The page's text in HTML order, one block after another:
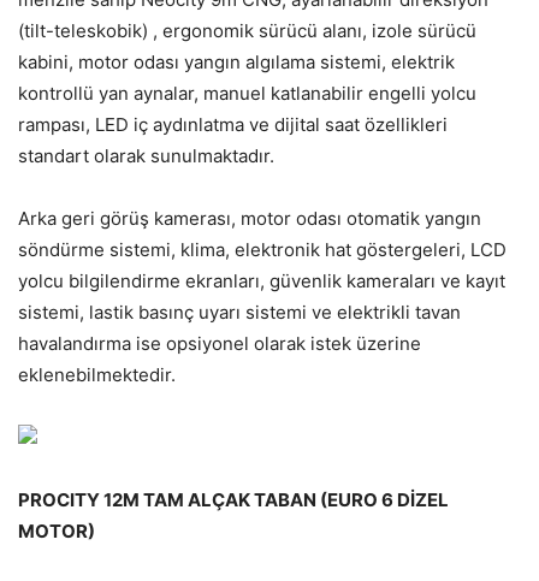
(tilt-teleskobik) , ergonomik sürücü alanı, izole sürücü
kabini, motor odası yangın algılama sistemi, elektrik
kontrollü yan aynalar, manuel katlanabilir engelli yolcu
rampası, LED iç aydınlatma ve dijital saat özellikleri
standart olarak sunulmaktadır.
Arka geri görüş kamerası, motor odası otomatik yangın
söndürme sistemi, klima, elektronik hat göstergeleri, LCD
yolcu bilgilendirme ekranları, güvenlik kameraları ve kayıt
sistemi, lastik basınç uyarı sistemi ve elektrikli tavan
havalandırma ise opsiyonel olarak istek üzerine
eklenebilmektedir.
PROCITY 12M TAM ALÇAK TABAN (EURO 6 DİZEL
MOTOR)